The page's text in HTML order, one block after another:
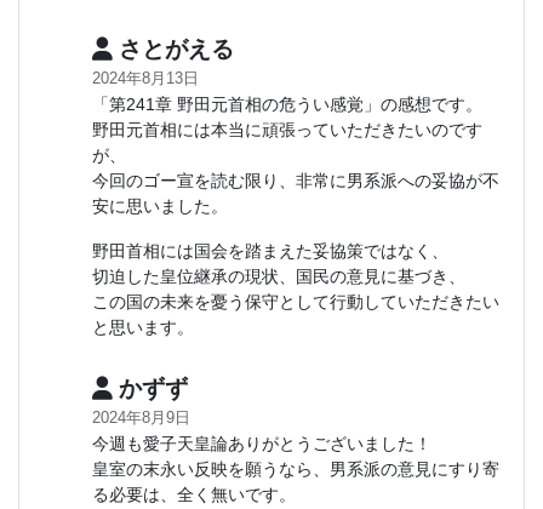
さとがえる
2024年8月13日
「第241章 野田元首相の危うい感覚」の感想です。
野田元首相には本当に頑張っていただきたいのです
が、
今回のゴー宣を読む限り、非常に男系派への妥協が不
安に思いました。
野田首相には国会を踏まえた妥協策ではなく、
切迫した皇位継承の現状、国民の意見に基づき、
この国の未来を憂う保守として行動していただきたい
と思います。
かずず
2024年8月9日
今週も愛子天皇論ありがとうございました！
皇室の末永い反映を願うなら、男系派の意見にすり寄
る必要は、全く無いです。